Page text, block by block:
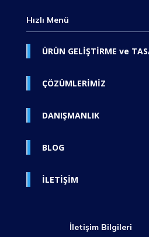
Hızlı Menü
ÜRÜN GELİŞTİRME ve
ÇÖZÜMLERİMİZ
DANIŞMANLIK
BLOG
İLETİŞİM
İletişim Bilgileri